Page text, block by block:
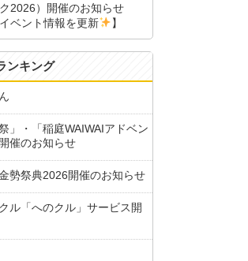
2026）開催のお知らせ
イベント情報を更新
】
ンキング
」・「稲庭WAIWAIアドベン
催のお知らせ
勢祭典2026開催のお知らせ
ル「へのクル」サービス開